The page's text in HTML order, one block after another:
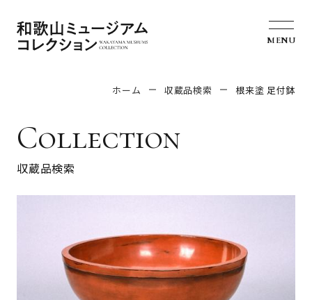
MENU
ホーム 収蔵品検索 根来塗 足付鉢
Collection
収蔵品検索